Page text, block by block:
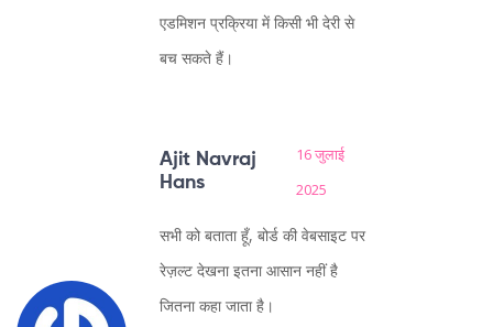
एडमिशन प्रक्रिया में किसी भी देरी से
बच सकते हैं।
Ajit Navraj
Hans
16 जुलाई
2025
सभी को बताता हूँ, बोर्ड की वेबसाइट पर
रेज़ल्ट देखना इतना आसान नहीं है
जितना कहा जाता है।